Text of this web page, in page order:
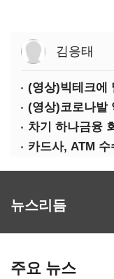
김응태
(영상)코로나발
차기 하나금융
카드사, ATM
뉴스리듬
주요 뉴스